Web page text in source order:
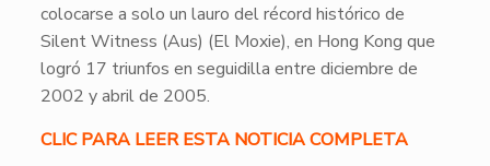
colocarse a solo un lauro del récord histórico de
Silent Witness (Aus) (El Moxie), en Hong Kong que
logró 17 triunfos en seguidilla entre diciembre de
2002 y abril de 2005.
CLIC PARA LEER ESTA NOTICIA COMPLETA